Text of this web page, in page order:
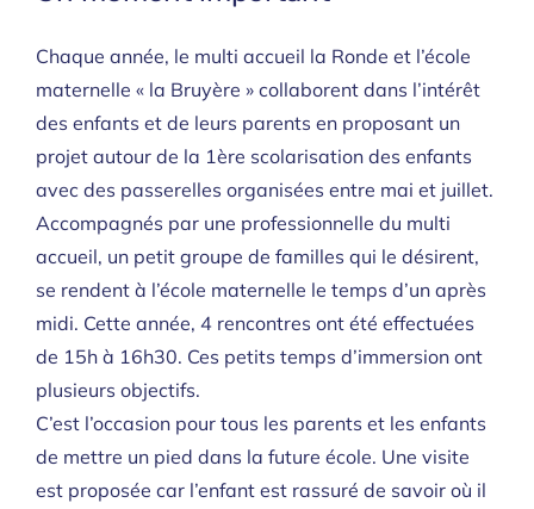
Chaque année, le multi accueil la Ronde et l’école
maternelle « la Bruyère » collaborent dans l’intérêt
des enfants et de leurs parents en proposant un
projet autour de la 1ère scolarisation des enfants
avec des passerelles organisées entre mai et juillet.
Accompagnés par une professionnelle du multi
accueil, un petit groupe de familles qui le désirent,
se rendent à l’école maternelle le temps d’un après
midi. Cette année, 4 rencontres ont été effectuées
de 15h à 16h30. Ces petits temps d’immersion ont
plusieurs objectifs.
C’est l’occasion pour tous les parents et les enfants
de mettre un pied dans la future école. Une visite
est proposée car l’enfant est rassuré de savoir où il